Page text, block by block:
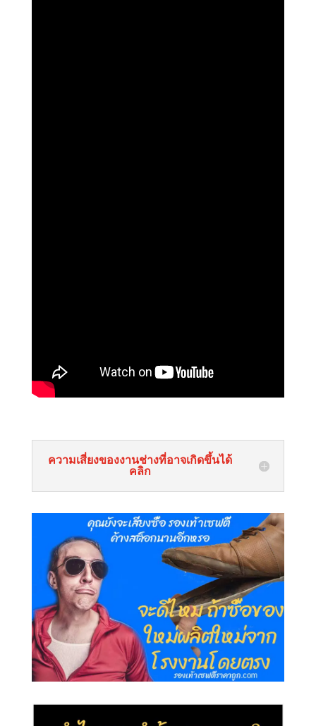
ความเสี่ยงของงานช่างที่อาจเกิดขึ้นได้
คลิก